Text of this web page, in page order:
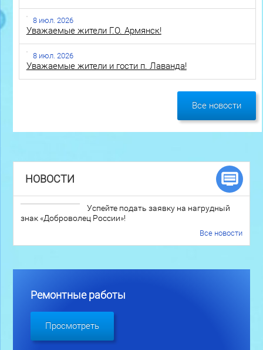
8 июл. 2026
Уважаемые жители Г.О. Армянск!
8 июл. 2026
Уважаемые жители и гости п. Лаванда!
Все новости
НОВОСТИ
Успейте подать заявку на нагрудный
знак «Доброволец России»!
Все новости
Ремонтные работы
Просмотреть